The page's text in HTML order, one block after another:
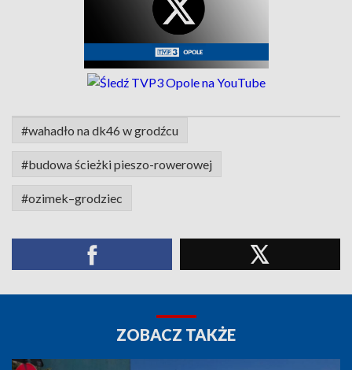
#wahadło na dk46 w grodźcu
#budowa ścieżki pieszo-rowerowej
#ozimek–grodziec
ZOBACZ TAKŻE